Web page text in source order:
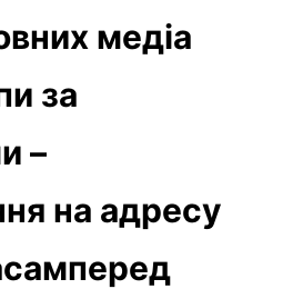
медіа
за
–
на адресу